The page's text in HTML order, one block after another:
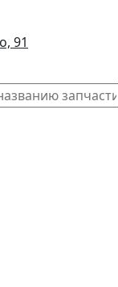
91